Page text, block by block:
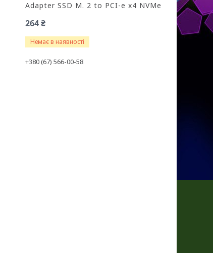
Adapter SSD M. 2 to PCI-e x4 NVMe
264 ₴
Немає в наявності
+380 (67) 566-00-58